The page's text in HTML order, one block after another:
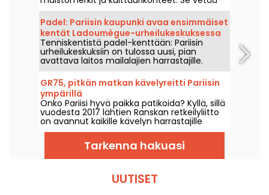
puoleensa sekä turisteja että elinkautisia
pariisilaisia lyömättömän näköalapaikkansa
Eiffel-tornille ansiosta.
Padel: Pariisin kaupunki avaa ensimmäiset
kentät Ladoumègue-urheilukeskuksessa
(19. kaupunginosassa).
Tenniskentistä padel-kenttään: Pariisin
urheilukeskuksiin on tulossa uusi, pian
avattava laitos mailalajien harrastajille.
GR75, pitkän matkan kävelyreitti Pariisin
ympärillä
Onko Pariisi hyvä paikka patikoida? Kyllä, sillä
vuodesta 2017 lähtien Ranskan retkeilyliitto
on avannut kaikille kävelyn harrastajille
täysin viitoitetut reitit Pariisin ympäri.
Tarkenna hakuasi
UUTISET